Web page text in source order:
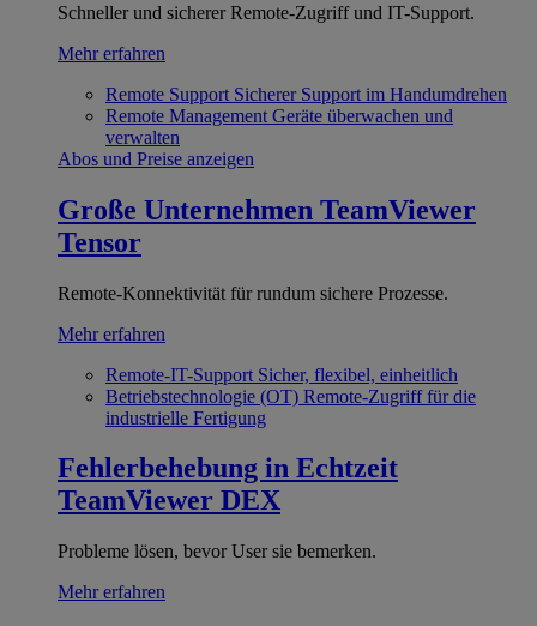
Schneller und sicherer Remote-Zugriff und IT-Support.
Mehr erfahren
Remote Support Sicherer Support im Handumdrehen
Remote Management Geräte überwachen und
verwalten
Abos und Preise anzeigen
Große Unternehmen TeamViewer
Tensor
Remote-Konnektivität für rundum sichere Prozesse.
Mehr erfahren
Remote-IT-Support Sicher, flexibel, einheitlich
Betriebstechnologie (OT) Remote-Zugriff für die
industrielle Fertigung
Fehlerbehebung in Echtzeit
TeamViewer DEX
Probleme lösen, bevor User sie bemerken.
Mehr erfahren